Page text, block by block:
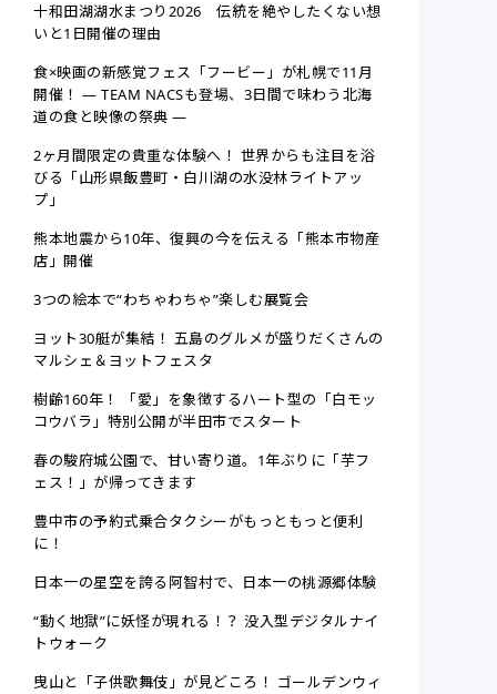
十和田湖湖水まつり2026 伝統を絶やしたくない想
いと1日開催の理由
食×映画の新感覚フェス「フービー」が札幌で11月
開催！ ― TEAM NACSも登場、3日間で味わう北海
道の食と映像の祭典 ―
2ヶ月間限定の貴重な体験へ！ 世界からも注目を浴
びる「山形県飯豊町・白川湖の水没林ライトアッ
プ」
熊本地震から10年、復興の今を伝える「熊本市物産
店」開催
3つの絵本で“わちゃわちゃ”楽しむ展覧会
ヨット30艇が集結！ 五島のグルメが盛りだくさんの
マルシェ＆ヨットフェスタ
樹齢160年！ 「愛」を象徴するハート型の「白モッ
コウバラ」特別公開が半田市でスタート
春の駿府城公園で、甘い寄り道。1年ぶりに「芋フ
ェス！」が帰ってきます
豊中市の予約式乗合タクシーがもっともっと便利
に！
日本一の星空を誇る阿智村で、日本一の桃源郷体験
“動く地獄”に妖怪が現れる！？ 没入型デジタルナイ
トウォーク
曳山と「子供歌舞伎」が見どころ！ ゴールデンウィ